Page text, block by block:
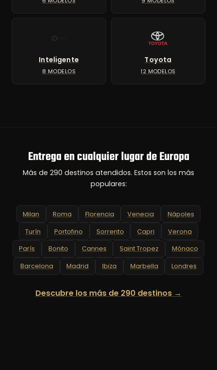
Inteligente
8 MODELOS
Toyota
12 MODELOS
Entrega en cualquier lugar de Europa
Más de 290 destinos atendidos. Estos son los más
populares:
Milan Roma Florencia Venecia Nápoles
Turín Portofino Sorrento Capri Verona
París Bonito Cannes Saint Tropez Mónaco
Barcelona Madrid Ibiza Marbella Londres
Descubre los más de 290 destinos →